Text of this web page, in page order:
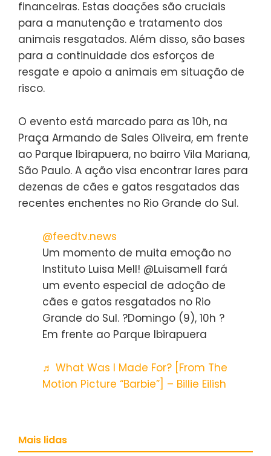
financeiras. Estas doações são cruciais
para a manutenção e tratamento dos
animais resgatados. Além disso, são bases
para a continuidade dos esforços de
resgate e apoio a animais em situação de
risco.
O evento está marcado para as 10h, na
Praça Armando de Sales Oliveira, em frente
ao Parque Ibirapuera, no bairro Vila Mariana,
São Paulo. A ação visa encontrar lares para
dezenas de cães e gatos resgatados das
recentes enchentes no Rio Grande do Sul.
@feedtv.news
Um momento de muita emoção no
Instituto Luisa Mell! @Luisamell fará
um evento especial de adoção de
cães e gatos resgatados no Rio
Grande do Sul. ?Domingo (9), 10h ?
Em frente ao Parque Ibirapuera
♬ What Was I Made For? [From The
Motion Picture “Barbie”] – Billie Eilish
Mais lidas